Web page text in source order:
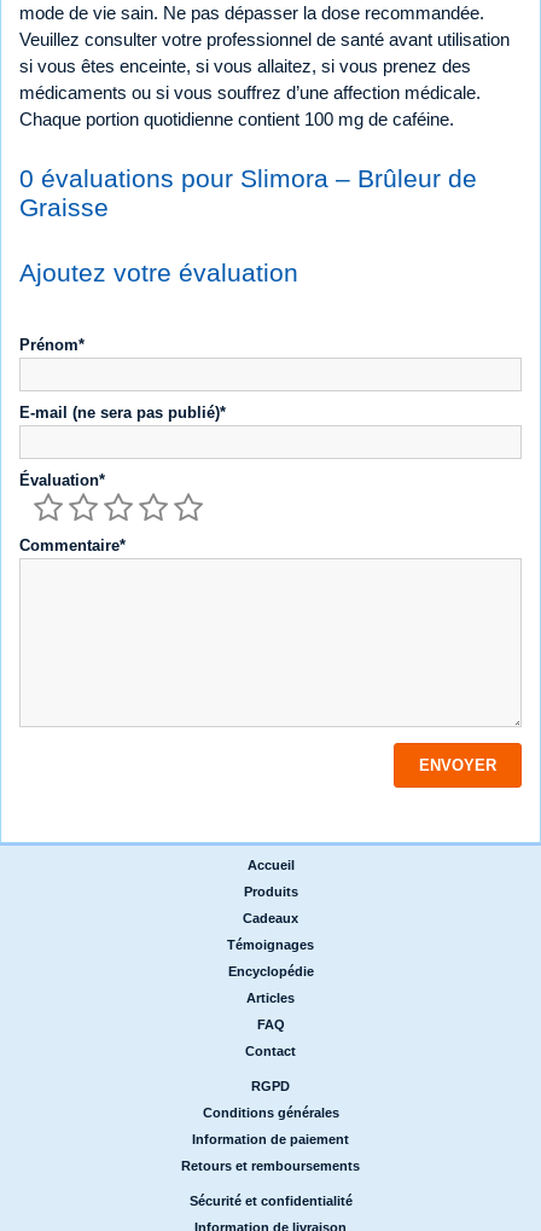
mode de vie sain. Ne pas dépasser la dose recommandée.
Veuillez consulter votre professionnel de santé avant utilisation
si vous êtes enceinte, si vous allaitez, si vous prenez des
médicaments ou si vous souffrez d’une affection médicale.
Chaque portion quotidienne contient 100 mg de caféine.
0 évaluations pour Slimora – Brûleur de
Graisse
Ajoutez votre évaluation
Prénom*
E-mail (ne sera pas publié)*
Évaluation*
Commentaire*
Accueil
Produits
Cadeaux
Témoignages
Encyclopédie
Articles
FAQ
Contact
RGPD
Conditions générales
Information de paiement
Retours et remboursements
Sécurité et confidentialité
Information de livraison